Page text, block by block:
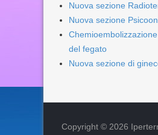
Nuova sezione
Nuova sezione
del fegato
Nuova sezione di
Copyright © 2026